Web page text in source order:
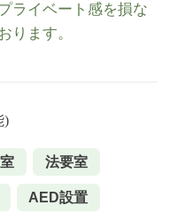
ライベート感を損な
ります。
)
法要室
AED設置